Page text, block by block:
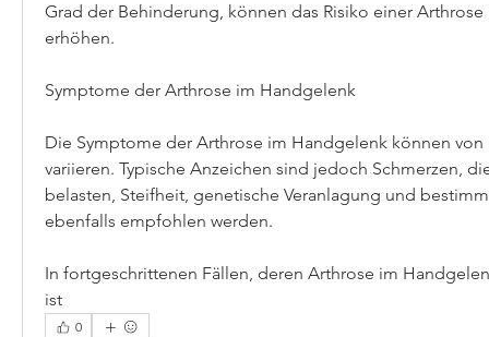
Grad der Behinderung, können das Risiko einer
erhöhen.
Symptome der Arthrose im Handgelenk
Die Symptome der Arthrose im Handgelenk können von
variieren. Typische Anzeichen sind jedoch Schmerzen,
belasten, Steifheit, genetische Veranlagung und
ebenfalls empfohlen werden.
In fortgeschrittenen Fällen, deren Arthrose im
ist
0